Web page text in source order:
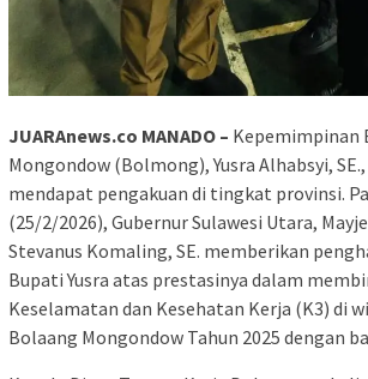
JUARAnews.co MANADO – Kepemimpinan
Mongondow (Bolmong), Yusra Alhabsyi,
mendapat pengakuan di tingkat provinsi.
(25/2/2026), Gubernur Sulawesi Utara,
Stevanus Komaling, SE. memberikan
Bupati Yusra atas prestasinya dalam
Keselamatan dan Kesehatan Kerja (K3) di
Bolaang Mongondow Tahun 2025 dengan